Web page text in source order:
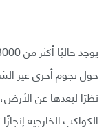
حول نجوم أخرى غير
نظرًا لبعدها عن
الكواكب الخارجية إنجازًا